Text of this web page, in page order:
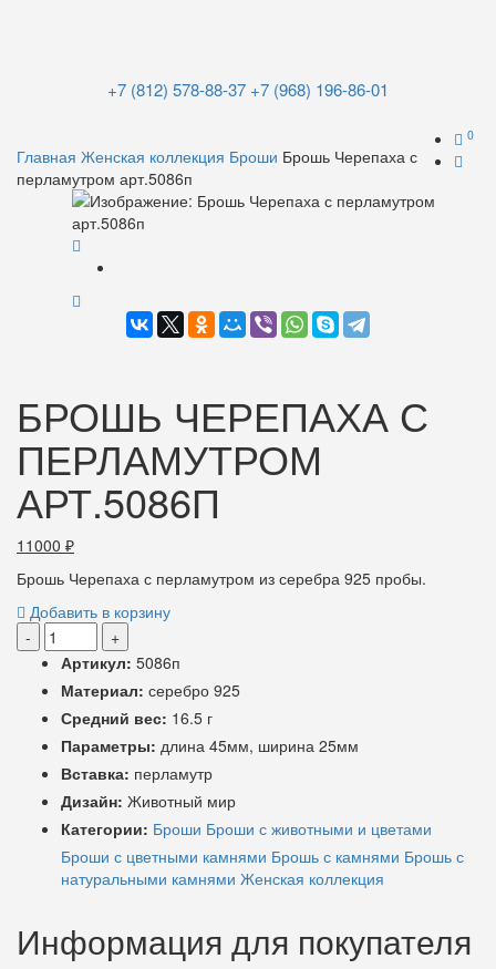
+7 (812) 578-88-37 +7 (968) 196-86-01
0
Главная Женская коллекция Броши Брошь Черепаха с
перламутром арт.5086п
БРОШЬ ЧЕРЕПАХА С
ПЕРЛАМУТРОМ
АРТ.5086П
11000 ₽
Брошь Черепаха с перламутром из серебра 925 пробы.
Добавить в корзину
-
+
Артикул: 5086п
Материал: серебро 925
Средний вес: 16.5 г
Параметры: длина 45мм, ширина 25мм
Вставка: перламутр
Дизайн: Животный мир
Категории: Броши Броши с животными и цветами
Броши с цветными камнями Брошь с камнями Брошь с
натуральными камнями Женская коллекция
Информация для покупателя